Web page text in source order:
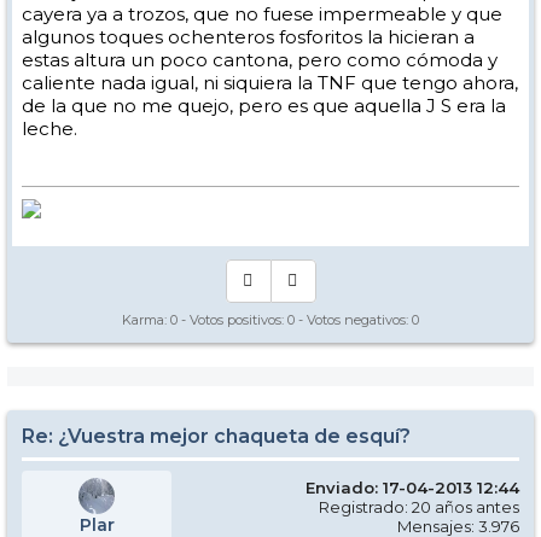
cayera ya a trozos, que no fuese impermeable y que
algunos toques ochenteros fosforitos la hicieran a
estas altura un poco cantona, pero como cómoda y
caliente nada igual, ni siquiera la TNF que tengo ahora,
de la que no me quejo, pero es que aquella J S era la
leche.
Karma: 0 - Votos positivos: 0 - Votos negativos: 0
Re: ¿Vuestra mejor chaqueta de esquí?
Plar
Enviado: 17-04-2013 12:44
Registrado: 20 años antes
Mensajes: 3.976